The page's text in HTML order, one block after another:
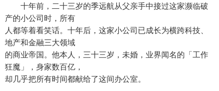
十年前，二十三岁的季远航从父亲手中接过这家濒临破
产的小公司时，所有
人都等着看笑话。十年后，这家小公司已成长为横跨科技、
地产和金融三大领域
的商业帝国。他本人，三十三岁，未婚，业界闻名的「工作
狂魔」，身家数百亿，
却几乎把所有时间都献给了这间办公室。